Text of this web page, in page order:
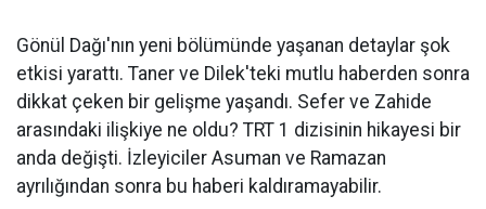
Gönül Dağı'nın yeni bölümünde yaşanan detaylar şok
etkisi yarattı. Taner ve Dilek'teki mutlu haberden sonra
dikkat çeken bir gelişme yaşandı. Sefer ve Zahide
arasındaki ilişkiye ne oldu? TRT 1 dizisinin hikayesi bir
anda değişti. İzleyiciler Asuman ve Ramazan
ayrılığından sonra bu haberi kaldıramayabilir.